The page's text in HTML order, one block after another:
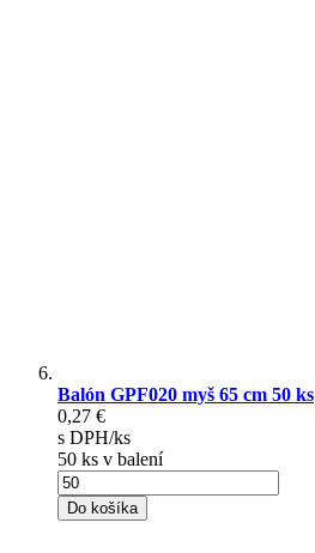
Balón GPF020 myš 65 cm 50 ks
0,27 €
s DPH/ks
50 ks v balení
Do košíka